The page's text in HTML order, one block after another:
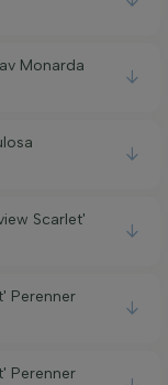
Monarda
Scarlet'
Perenner
Perenner